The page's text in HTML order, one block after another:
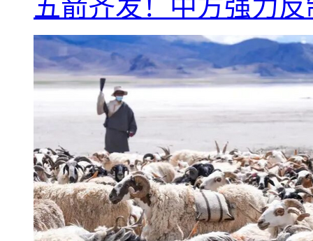
五箭齐发！中方强力